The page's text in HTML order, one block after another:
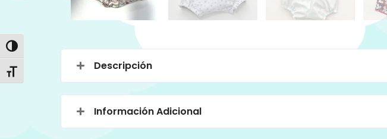
Alternar alto contraste
Alternar tamaño de letra
Descripción
Información Adicional